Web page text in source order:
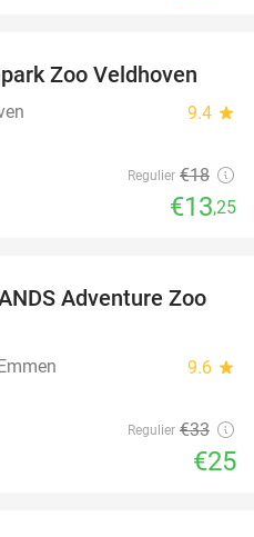
26%
Zoo Veldhoven
9.4 star
Regulier €18
€13,25
24%
Adventure Zoo
9.6 star
Regulier €33
€25